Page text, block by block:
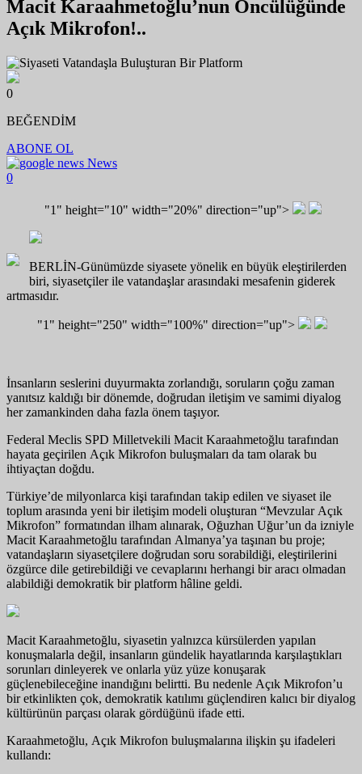
Macit Karaahmetoğlu’nun Öncülüğünde
Açık Mikrofon!..
0
BEĞENDİM
ABONE OL
News
0
"1" height="10" width="20%" direction="up">
BERLİN-Günümüzde siyasete yönelik en büyük eleştirilerden
biri, siyasetçiler ile vatandaşlar arasındaki mesafenin giderek
artmasıdır.
"1" height="250" width="100%" direction="up">
İnsanların seslerini duyurmakta zorlandığı, soruların çoğu zaman
yanıtsız kaldığı bir dönemde, doğrudan iletişim ve samimi diyalog
her zamankinden daha fazla önem taşıyor.
Federal Meclis SPD Milletvekili Macit Karaahmetoğlu tarafından
hayata geçirilen Açık Mikrofon buluşmaları da tam olarak bu
ihtiyaçtan doğdu.
Türkiye’de milyonlarca kişi tarafından takip edilen ve siyaset ile
toplum arasında yeni bir iletişim modeli oluşturan “Mevzular Açık
Mikrofon” formatından ilham alınarak, Oğuzhan Uğur’un da izniyle
Macit Karaahmetoğlu tarafından Almanya’ya taşınan bu proje;
vatandaşların siyasetçilere doğrudan soru sorabildiği, eleştirilerini
özgürce dile getirebildiği ve cevaplarını herhangi bir aracı olmadan
alabildiği demokratik bir platform hâline geldi.
Macit Karaahmetoğlu, siyasetin yalnızca kürsülerden yapılan
konuşmalarla değil, insanların gündelik hayatlarında karşılaştıkları
sorunları dinleyerek ve onlarla yüz yüze konuşarak
güçlenebileceğine inandığını belirtti. Bu nedenle Açık Mikrofon’u
bir etkinlikten çok, demokratik katılımı güçlendiren kalıcı bir diyalog
kültürünün parçası olarak gördüğünü ifade etti.
Karaahmetoğlu, Açık Mikrofon buluşmalarına ilişkin şu ifadeleri
kullandı: